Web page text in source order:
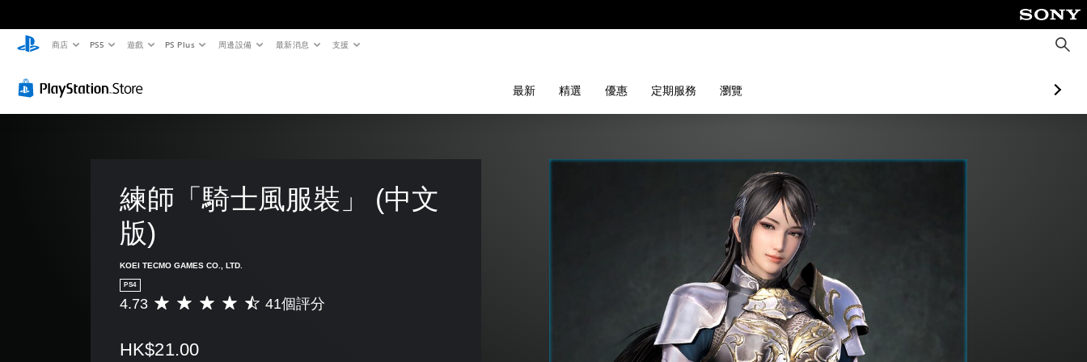
商店 PS5 遊戲 PS Plus 周邊設備 最新消息 支援
搜
尋
最新 精選 優惠 定期服務 瀏覽
練師「騎士風服裝」 (中文
版)
KOEI TECMO GAMES CO., LTD.
PS4
平
分
4.73 41個評分
HK$21.00